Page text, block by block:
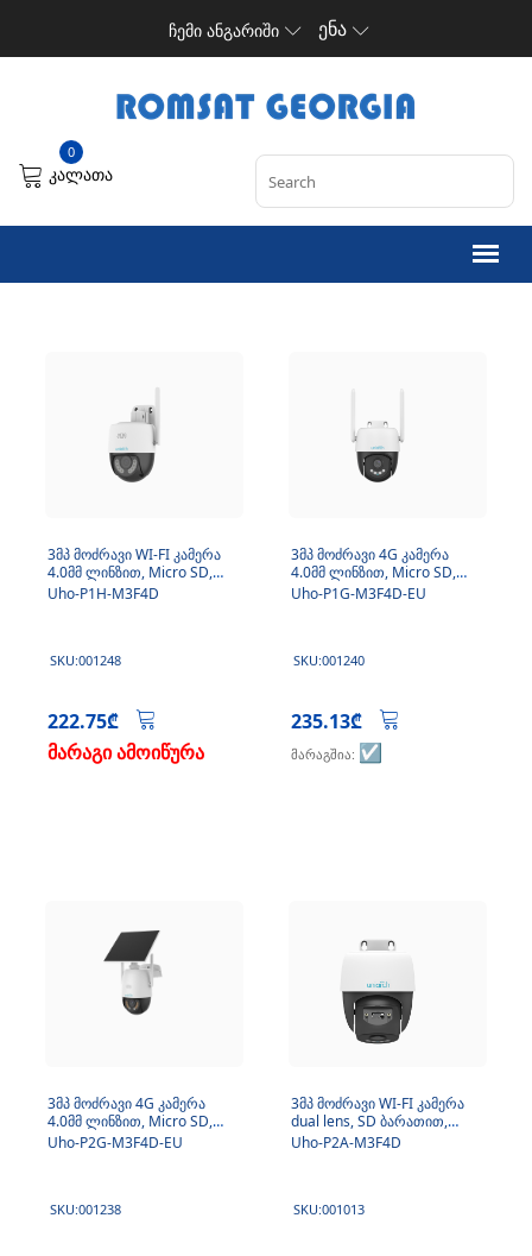
ჩემი ანგარიში ენა
0
კალათა
3მპ მოძრავი WI-FI კამერა
4.0მმ ლინზით, Micro SD,
მიკროფონით
Uho-P1H-M3F4D
SKU:001248
222.75₾
მარაგი ამოიწურა
3მპ მოძრავი 4G კამერა
4.0მმ ლინზით, Micro SD,
მიკროფონით,
Uho-P1G-M3F4D-EU
SKU:001240
235.13₾
მარაგშია: ☑️
3მპ მოძრავი 4G კამერა
4.0მმ ლინზით, Micro SD,
მიკროფონით, მზის
Uho-P2G-M3F4D-EU
SKU:001238
3მპ მოძრავი WI-FI კამერა
dual lens, SD ბარათით,
მიკროფონით
Uho-P2A-M3F4D
SKU:001013